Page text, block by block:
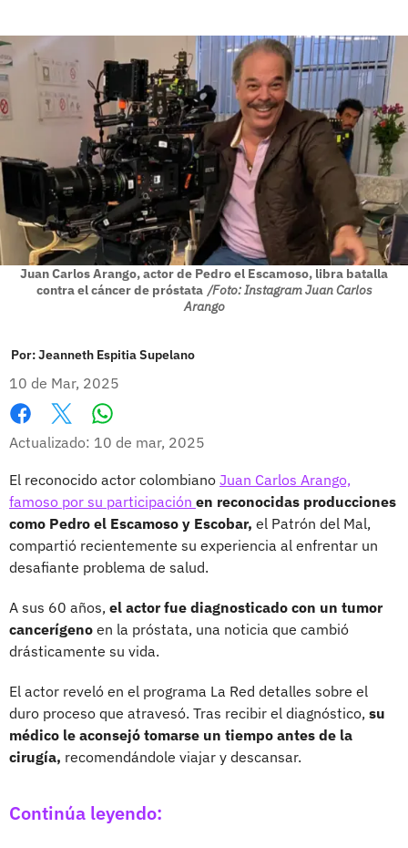
Juan Carlos Arango, actor de Pedro el Escamoso, libra batalla
contra el cáncer de próstata /Foto: Instagram Juan Carlos
Arango
Por:Jeanneth Espitia Supelano
10 de Mar, 2025
Facebook
X
Actualizado: 10 de mar, 2025
El reconocido actor colombiano Juan Carlos Arango,
famoso por su participación en reconocidas producciones
como Pedro el Escamoso y Escobar, el Patrón del Mal,
compartió recientemente su experiencia al enfrentar un
desafiante problema de salud.
A sus 60 años, el actor fue diagnosticado con un tumor
cancerígeno en la próstata, una noticia que cambió
drásticamente su vida.
El actor reveló en el programa La Red detalles sobre el
duro proceso que atravesó. Tras recibir el diagnóstico, su
médico le aconsejó tomarse un tiempo antes de la
cirugía, recomendándole viajar y descansar.
Continúa leyendo: